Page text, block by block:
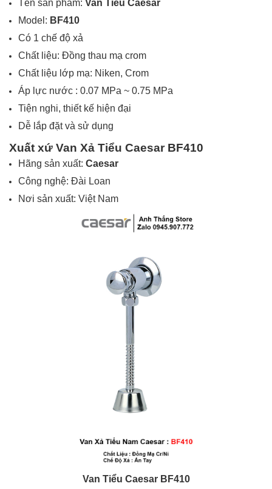
Tên sản phẩm: Van Tiểu Caesar
Model: BF410
Có 1 chế độ xả
Chất liệu: Đồng thau mạ crom
Chất liệu lớp mạ: Niken, Crom
Áp lực nước : 0.07 MPa ~ 0.75 MPa
Tiện nghi, thiết kế hiện đại
Dễ lắp đặt và sử dụng
Xuất xứ Van Xả Tiểu Caesar BF410
Hãng sản xuất: Caesar
Công nghệ: Đài Loan
Nơi sản xuất: Việt Nam
Van Tiểu Caesar BF410